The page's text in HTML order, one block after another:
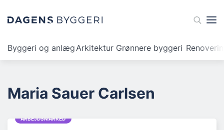
Byggeri og anlægArkitektur Grønnere byggeri
Maria Sauer Carlsen
ARBEJDSMARKED